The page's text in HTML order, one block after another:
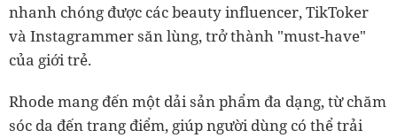
nhanh chóng được các beauty influencer, TikToker
và Instagrammer săn lùng, trở thành "must-have"
của giới trẻ.
Rhode mang đến một dải sản phẩm đa dạng, từ chăm
sóc da đến trang điểm, giúp người dùng có thể trải